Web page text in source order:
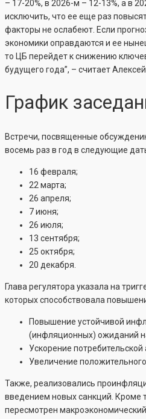
– 17-20%, в 2026-м – 12-13%, а в
исключить, что ее еще раз
факторы не ослабеют. Если
экономики оправдаются и ее
то ЦБ перейдет к снижению
будущего года”, – считает
График
Встречи, посвященные
восемь раз в год в следующие
16 февраля;
22 марта;
26 апреля;
7 июня;
26 июля;
13 сентября;
25 октября;
20 декабря.
Глава регулятора указала на
которых способствовала
Повышение устойчивой
(инфляционных) ожиданий
Ускорение потребительской
Увеличение
Также, реализовались
введением новых санкций. Кроме
пересмотрен